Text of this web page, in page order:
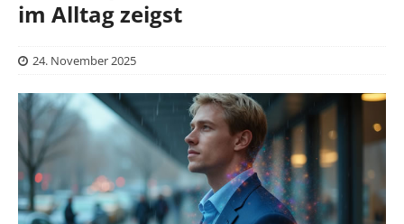
im Alltag zeigst
24. November 2025